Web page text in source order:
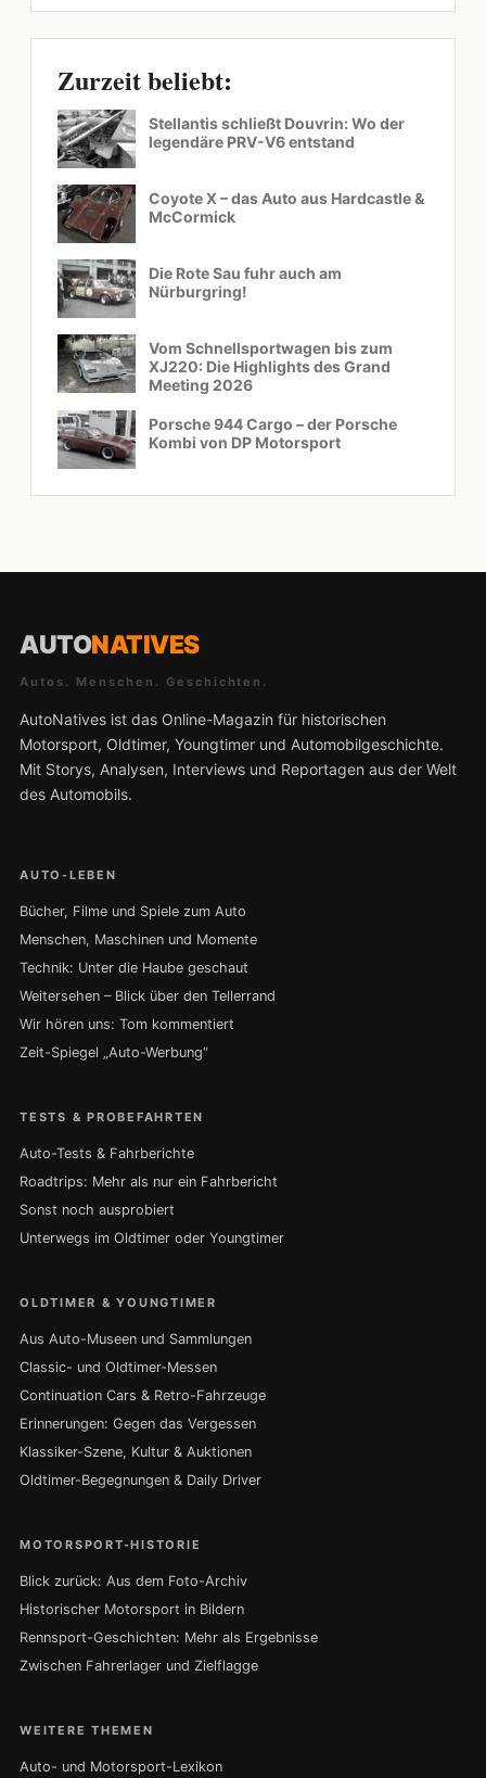
Zurzeit beliebt:
Stellantis schließt Douvrin: Wo der
legendäre PRV-V6 entstand
Coyote X – das Auto aus Hardcastle &
McCormick
Die Rote Sau fuhr auch am
Nürburgring!
Vom Schnellsportwagen bis zum
XJ220: Die Highlights des Grand
Meeting 2026
Porsche 944 Cargo – der Porsche
Kombi von DP Motorsport
AUTONATIVES
Autos. Menschen. Geschichten.
AutoNatives ist das Online-Magazin für historischen
Motorsport, Oldtimer, Youngtimer und Automobilgeschichte.
Mit Storys, Analysen, Interviews und Reportagen aus der Welt
des Automobils.
AUTO-LEBEN
Bücher, Filme und Spiele zum Auto
Menschen, Maschinen und Momente
Technik: Unter die Haube geschaut
Weitersehen – Blick über den Tellerrand
Wir hören uns: Tom kommentiert
Zeit-Spiegel „Auto-Werbung“
TESTS & PROBEFAHRTEN
Auto-Tests & Fahrberichte
Roadtrips: Mehr als nur ein Fahrbericht
Sonst noch ausprobiert
Unterwegs im Oldtimer oder Youngtimer
OLDTIMER & YOUNGTIMER
Aus Auto-Museen und Sammlungen
Classic- und Oldtimer-Messen
Continuation Cars & Retro-Fahrzeuge
Erinnerungen: Gegen das Vergessen
Klassiker-Szene, Kultur & Auktionen
Oldtimer-Begegnungen & Daily Driver
MOTORSPORT-HISTORIE
Blick zurück: Aus dem Foto-Archiv
Historischer Motorsport in Bildern
Rennsport-Geschichten: Mehr als Ergebnisse
Zwischen Fahrerlager und Zielflagge
WEITERE THEMEN
Auto- und Motorsport-Lexikon